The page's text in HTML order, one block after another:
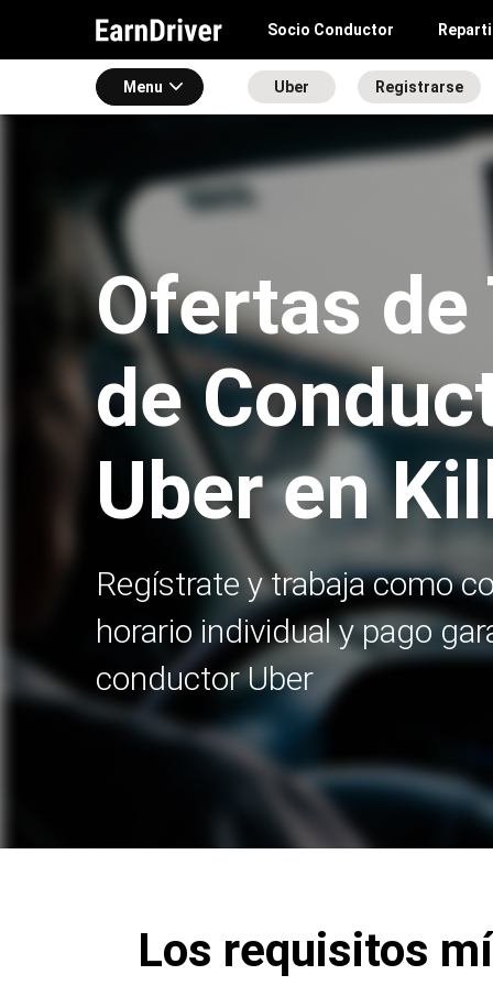
Socio Conductor
Menu Uber Registrarse
Ofertas de
de
Uber en
Regístrate y trabaja como
horario individual y pago
conductor Uber
Los requisitos